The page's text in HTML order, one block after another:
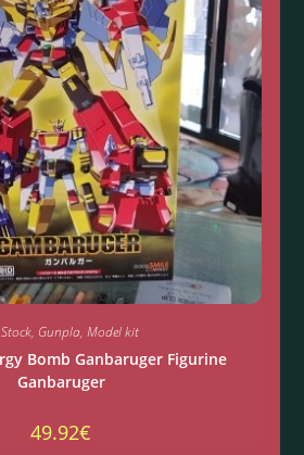
, Gunpla, Model kit
Bomb Ganbaruger Figurine
Ganbaruger
49.92€